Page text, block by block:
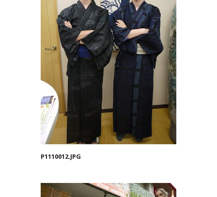
P1110012.JPG